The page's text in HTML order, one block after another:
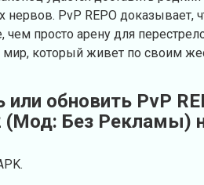
нервов. PvP REPO
чем просто арену для
который живет по своим
или обновить PvP
(Мод: Без Рекламы)